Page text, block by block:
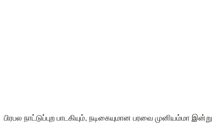
பிரபல நாட்டுப்புற பாடகியும், நடிகையுமான பரவை முனியம்மா இன்று